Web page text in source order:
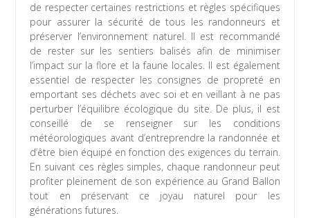
de respecter certaines restrictions et règles spécifiques
pour assurer la sécurité de tous les randonneurs et
préserver l’environnement naturel. Il est recommandé
de rester sur les sentiers balisés afin de minimiser
l’impact sur la flore et la faune locales. Il est également
essentiel de respecter les consignes de propreté en
emportant ses déchets avec soi et en veillant à ne pas
perturber l’équilibre écologique du site. De plus, il est
conseillé de se renseigner sur les conditions
météorologiques avant d’entreprendre la randonnée et
d’être bien équipé en fonction des exigences du terrain.
En suivant ces règles simples, chaque randonneur peut
profiter pleinement de son expérience au Grand Ballon
tout en préservant ce joyau naturel pour les
générations futures.